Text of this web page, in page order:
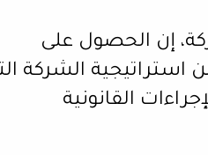
إن الحصول على
استراتيجية الشركة
القانونية